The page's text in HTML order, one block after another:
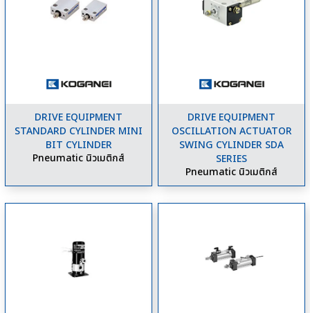
DRIVE EQUIPMENT
STANDARD CYLINDER MINI
BIT CYLINDER
Pneumatic นิวเมติกส์
DRIVE EQUIPMENT
OSCILLATION ACTUATOR
SWING CYLINDER SDA
SERIES
Pneumatic นิวเมติกส์